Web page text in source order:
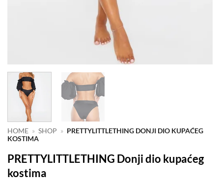
HOME » SHOP » PRETTYLITTLETHING DONJI DIO KUPAĆEG
KOSTIMA
PRETTYLITTLETHING Donji dio kupaćeg
kostima